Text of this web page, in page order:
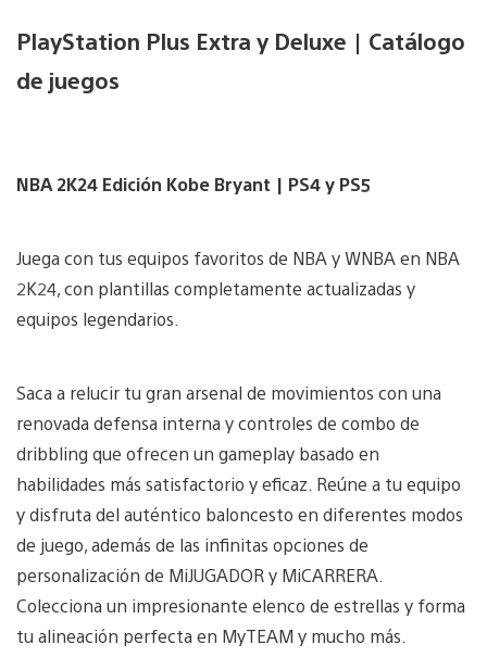
PlayStation Plus Extra y Deluxe | Catálogo
de juegos
NBA 2K24 Edición Kobe Bryant | PS4 y PS5
Juega con tus equipos favoritos de NBA y WNBA en NBA
2K24, con plantillas completamente actualizadas y
equipos legendarios.
Saca a relucir tu gran arsenal de movimientos con una
renovada defensa interna y controles de combo de
dribbling que ofrecen un gameplay basado en
habilidades más satisfactorio y eficaz. Reúne a tu equipo
y disfruta del auténtico baloncesto en diferentes modos
de juego, además de las infinitas opciones de
personalización de MiJUGADOR y MiCARRERA.
Colecciona un impresionante elenco de estrellas y forma
tu alineación perfecta en MyTEAM y mucho más.